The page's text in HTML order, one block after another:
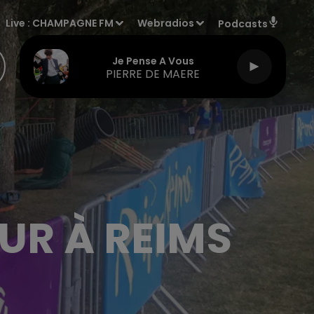
Live : CHAMPAGNE FM Webradios Podcasts
Je Pense A Vous
PIERRE DE MAERE
À REIMS